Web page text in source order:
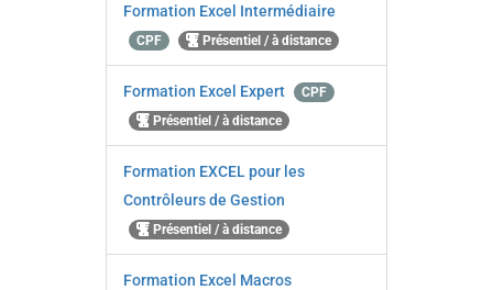
Formation Excel Intermédiaire
CPF Présentiel / à distance
Formation Excel Expert
CPF
Présentiel / à distance
Formation EXCEL pour les
Contrôleurs de Gestion
Présentiel / à distance
Formation Excel Macros